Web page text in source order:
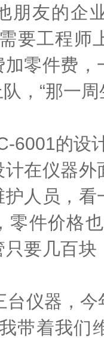
朋友的企
要工程师
零件费
，“那一
6001的设
在仪器
人员，
零件价格
要几百
台仪器，
带着我们